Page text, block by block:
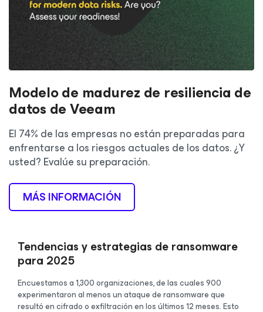
Modelo de madurez de resiliencia de
datos de Veeam
El 74% de las empresas no están preparadas para
enfrentarse a los riesgos actuales de los datos. ¿Y
usted? Evalúe su preparación.
MÁS INFORMACIÓN
Tendencias y estrategias de ransomware
para 2025
Encuestamos a 1,300 organizaciones, de las cuales 900
experimentaron al menos un ataque de ransomware que
resultó en cifrado o exfiltración en los últimos 12 meses. Esto